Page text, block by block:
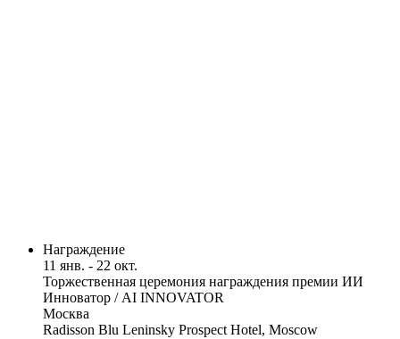
Награждение
11 янв. - 22 окт.
Торжественная церемония награждения премии ИИ
Инноватор / AI INNOVATOR
Москва
Radisson Blu Leninsky Prospect Hotel, Moscow